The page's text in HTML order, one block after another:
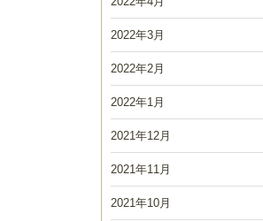
2022年3月
2022年2月
2022年1月
2021年12月
2021年11月
2021年10月